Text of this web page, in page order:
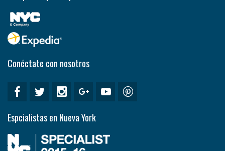
Conéctate con nosotros
Espcialistas en Nueva York